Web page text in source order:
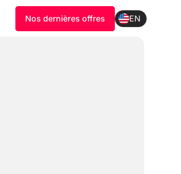
Nos dernières offres EN